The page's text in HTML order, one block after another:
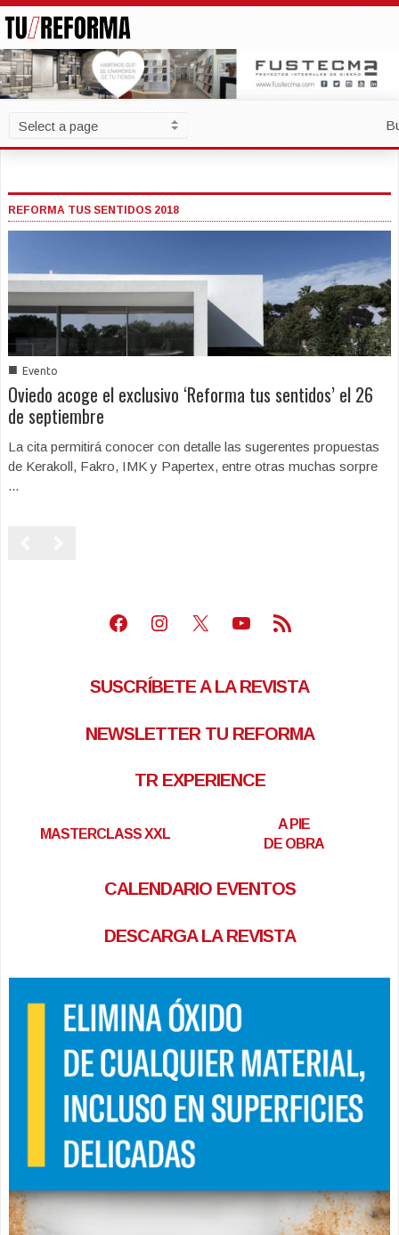
REFORMA TUS SENTIDOS 2018
■ Evento
Oviedo acoge el exclusivo ‘Reforma tus sentidos’ el 26
de septiembre
La cita permitirá conocer con detalle las sugerentes propuestas
de Kerakoll, Fakro, IMK y Papertex, entre otras muchas sorpre
...
Facebook
Instagram
X Youtube
Feed RSS
SUSCRÍBETE A LA REVISTA
NEWSLETTER TU REFORMA
TR EXPERIENCE
MASTERCLASS XXL
A PIE
DE OBRA
CALENDARIO EVENTOS
DESCARGA LA REVISTA